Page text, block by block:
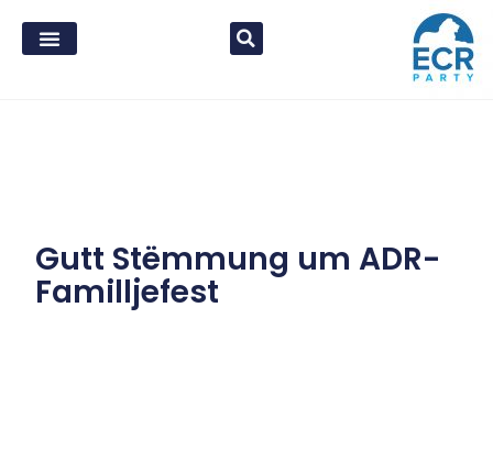
Gutt Stëmmung um ADR-
Familljefest